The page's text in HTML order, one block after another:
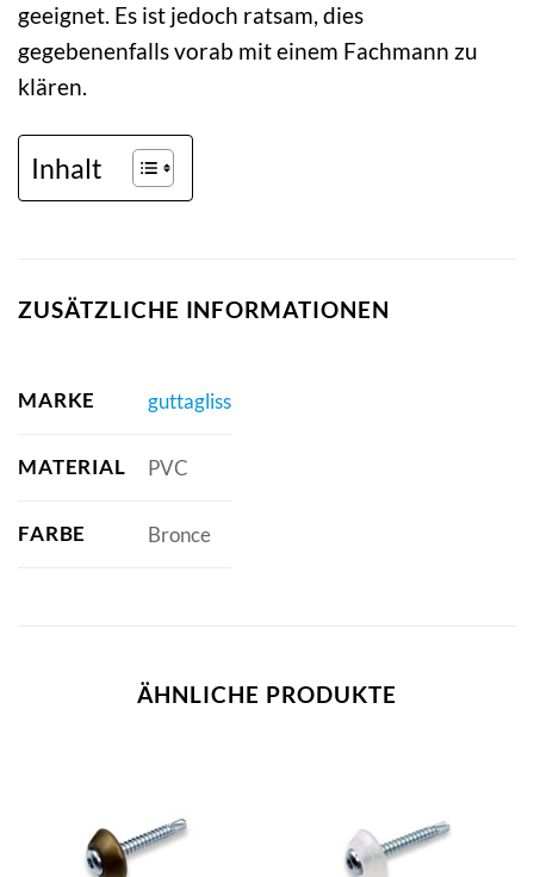
geeignet. Es ist jedoch ratsam, dies
gegebenenfalls vorab mit einem Fachmann zu
klären.
Inhalt
ZUSÄTZLICHE INFORMATIONEN
MARKE guttagliss
MATERIAL PVC
FARBE Bronce
ÄHNLICHE PRODUKTE